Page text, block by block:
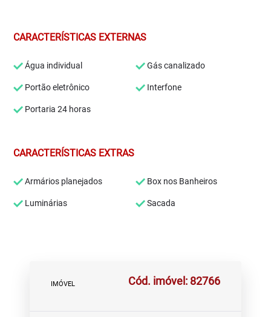
CARACTERÍSTICAS EXTERNAS
Água individual Gás canalizado
Portão eletrônico Interfone
Portaria 24 horas
CARACTERÍSTICAS EXTRAS
Armários planejados Box nos Banheiros
Luminárias Sacada
IMÓVEL Cód. imóvel: 82766